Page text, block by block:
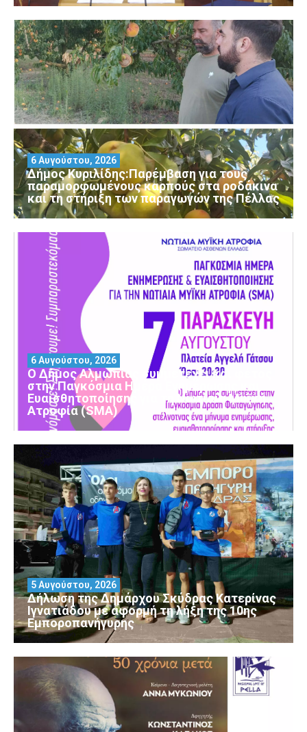
Δήμος Κυριλίδης:Παρέμβαση για τους
παραμορφωμένους καρπούς στα ροδάκινα
και τη στήριξη των παραγωγών της Πέλλας
6 Αυγούστου, 2026
Ο Δήμος Αλμωπίας συμμετέχει και φέτος
στην Παγκόσμια Ημέρα Ενημέρωσης και
Ευαισθητοποίησης για τη Νωτιαία Μυϊκή
Ατροφία (SMA)
6 Αυγούστου, 2026
Δήλωση της Δημάρχου Σκύδρας Κατερίνας
Ιγνατιάδου με αφορμή τη λήξη της 10ης
Εμποροπανήγυρης
5 Αυγούστου, 2026